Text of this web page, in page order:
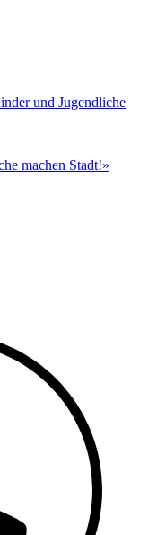
und Jugendliche
machen Stadt!»